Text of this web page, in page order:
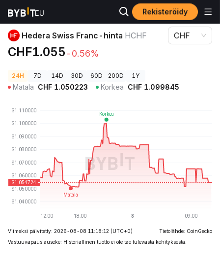
Rekisteröidy
Kryptohinnat Hedera Swiss Franc-hinta HCHF
Hedera Swiss Franc-hinta HCHF
CHF1.055 -0.56%
CHF
24H 7D 14D 30D 60D 200D 1Y
Matala CHF 1.050223 Korkea CHF 1.099845
Viimeksi päivitetty: 2026-08-08 11:18:12 (UTC+0)
Tietolähde: CoinGecko
Vastuuvapauslauseke: Historiallinen tuotto ei ole tae tulevasta kehityksestä.